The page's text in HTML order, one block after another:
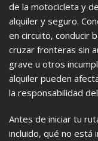
de la motocicleta y
alquiler y seguro.
en circuito, conducir
cruzar fronteras sin
grave u otros
alquiler pueden
la responsabilidad
Antes de iniciar tu
incluido, qué no está